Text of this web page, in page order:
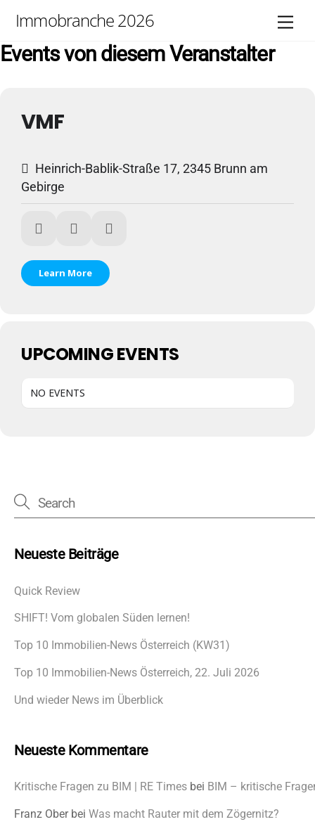
content
Immobranche 2026
Events von diesem Veranstalter
VMF
Heinrich-Bablik-Straße 17, 2345 Brunn am
Gebirge
Learn More
UPCOMING EVENTS
NO EVENTS
Neueste Beiträge
Quick Review
SHIFT! Vom globalen Süden lernen!
Top 10 Immobilien-News Österreich (KW31)
Top 10 Immobilien-News Österreich, 22. Juli 2026
Und wieder News im Überblick
Neueste Kommentare
Kritische Fragen zu BIM | RE Times bei BIM – kritische
Franz Oberbei Was macht Rauter mit dem Zögernitz?